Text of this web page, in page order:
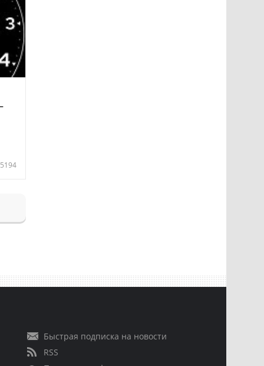
5194
Быстрая подписка на новости
RSS